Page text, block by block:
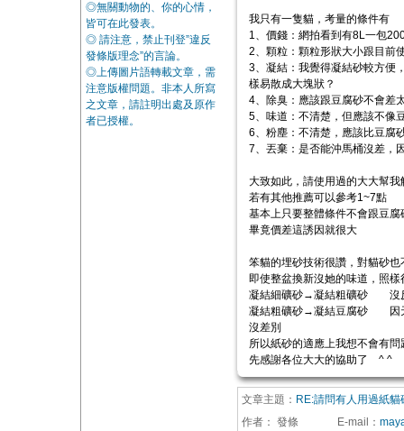
◎無關動物的、你的心情，
皆可在此發表。
◎ 請注意，禁止刊登”違反
發條版理念”的言論。
◎上傳圖片語轉載文章，需
注意版權問題。非本人所寫
之文章，請註明出處及原作
者已授權。
我只有一隻貓，考量的條件有
1、價錢：網拍看到有8L一包
2、顆粒：顆粒形狀大小跟目前
3、凝結：我覺得凝結砂較方便
樣易散成大塊狀？
4、除臭：應該跟豆腐砂不會差
5、味道：不清楚，但應該不像
6、粉塵：不清楚，應該比豆腐
7、丟棄：是否能沖馬桶沒差，
大致如此，請使用過的大大幫我
若有其他推薦可以參考1~7點
基本上只要整體條件不會跟豆腐
畢竟價差這誘因就很大
笨貓的埋砂技術很讚，對貓砂也
即使整盆換新沒她的味道，照
凝結細礦砂→凝結粗礦砂 沒
凝結粗礦砂→凝結豆腐砂 因天
沒差別
所以紙砂的適應上我想不會有問
先感謝各位大大的協助了 ^ ^
文章主題： RE:請問有人用過紙貓
作者： 發條 E-mail ：